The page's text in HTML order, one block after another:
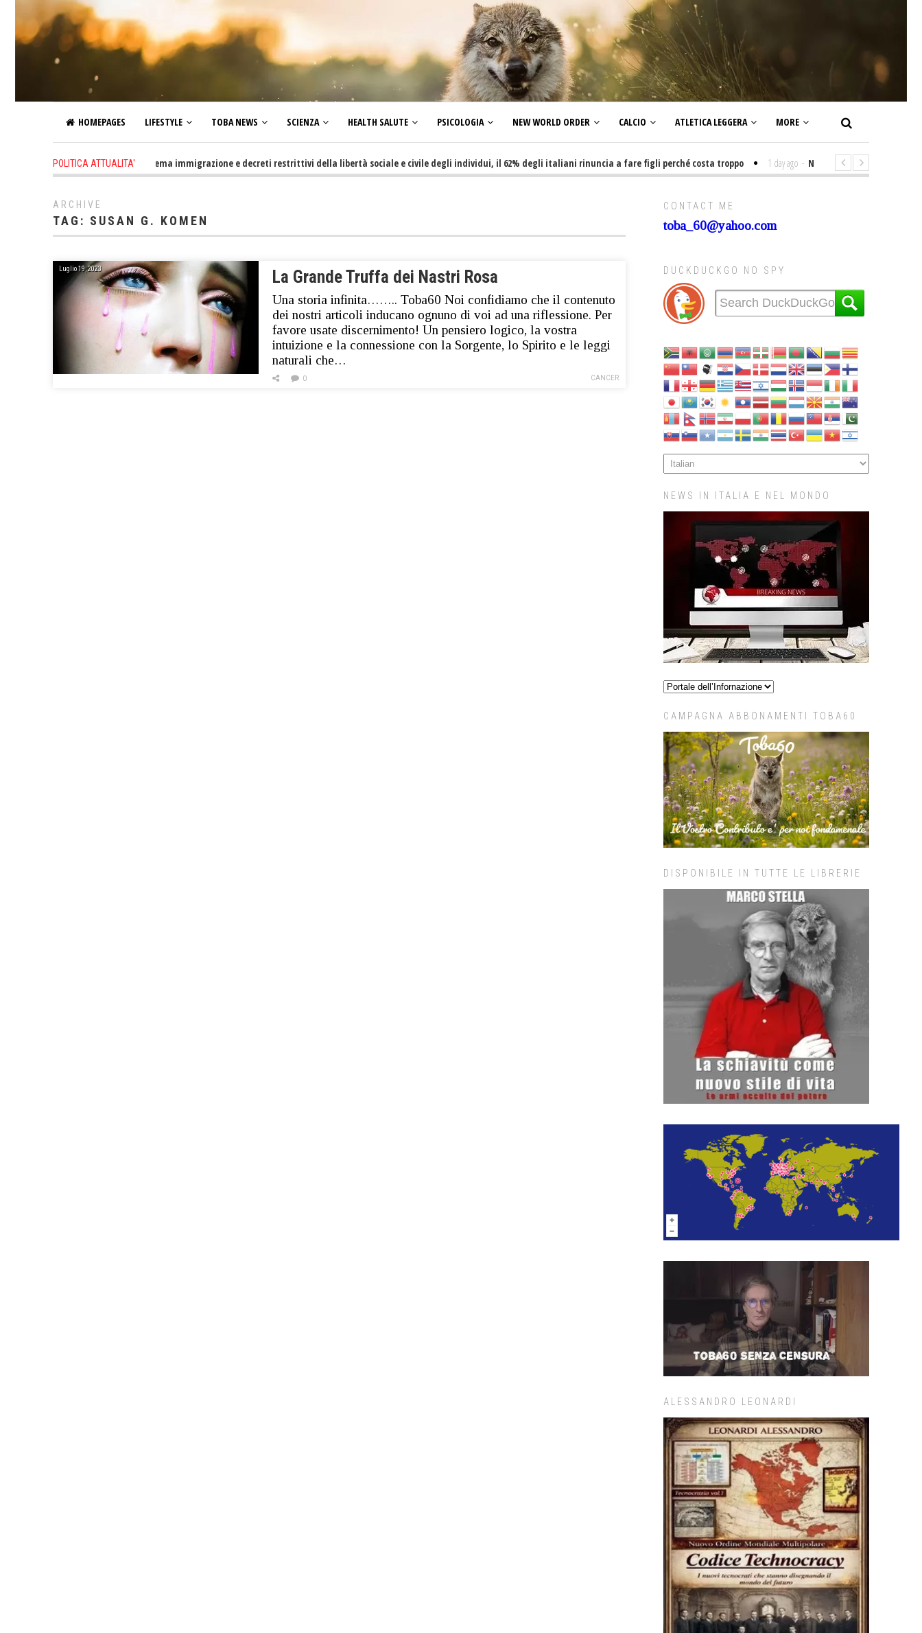
HOMEPAGES LIFESTYLE TOBA NEWS SCIENZA HEALTH SALUTE PSICOLOGIA NEW WORLD ORDER CALCIO ATLETICA LEGGERA MORE
POLITICA ATTUALITA'
1 hour ago - Altro che problema immigrazione e decreti restrittivi della libertà sociale e civile degli individui, il 62% degli italiani rinuncia a fare figli perché costa troppo 1 day ago - Non mi interesso di politica
ARCHIVE
TAG: SUSAN G. KOMEN
Luglio 19, 2023 La Grande Truffa dei Nastri Rosa
Una storia infinita…….. Toba60 Noi confidiamo che il contenuto
dei nostri articoli inducano ognuno di voi ad una riflessione. Per
favore usate discernimento! Un pensiero logico, la vostra
intuizione e la connessione con la Sorgente, lo Spirito e le leggi
naturali che…
CANCER
0
CONTACT ME
toba_60@yahoo.com
DUCKDUCKGO NO SPY
NEWS IN ITALIA E NEL MONDO
CAMPAGNA ABBONAMENTI TOBA60
DISPONIBILE IN TUTTE LE LIBRERIE
ALESSANDRO LEONARDI